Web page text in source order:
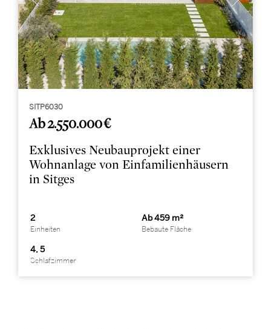
SITP6030
Ab 2.550.000 €
Exklusives Neubauprojekt einer
Wohnanlage von Einfamilienhäusern
in Sitges
2
Einheiten
Ab 459 m²
Bebaute Fläche
4, 5
Schlafzimmer